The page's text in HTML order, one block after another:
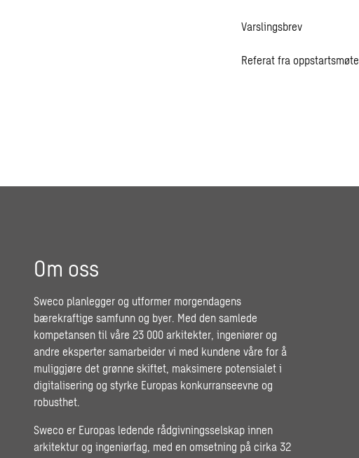
Varslingsbrev
Referat fra oppstartsmøte
Om oss
Sweco planlegger og utformer morgendagens
bærekraftige samfunn og byer. Med den samlede
kompetansen til våre 23 000 arkitekter, ingeniører og
andre eksperter samarbeider vi med kundene våre for å
muliggjøre det grønne skiftet, maksimere potensialet i
digitalisering og styrke Europas konkurranseevne og
robusthet.
Sweco er Europas ledende rådgivningsselskap innen
arkitektur og ingeniørfag, med en omsetning på cirka 32